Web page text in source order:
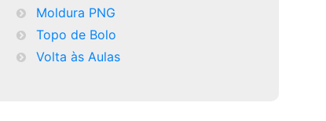
Moldura PNG
Topo de Bolo
Volta às Aulas